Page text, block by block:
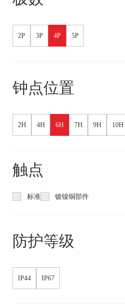
2P 3P 4P 5P
钟点位置
2H 4H 6H 7H 9H 10H
触点
标准 镀镍铜部件
防护等级
IP44 IP67